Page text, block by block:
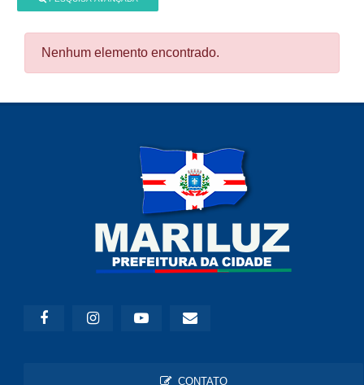
Nenhum elemento encontrado.
CONTATO